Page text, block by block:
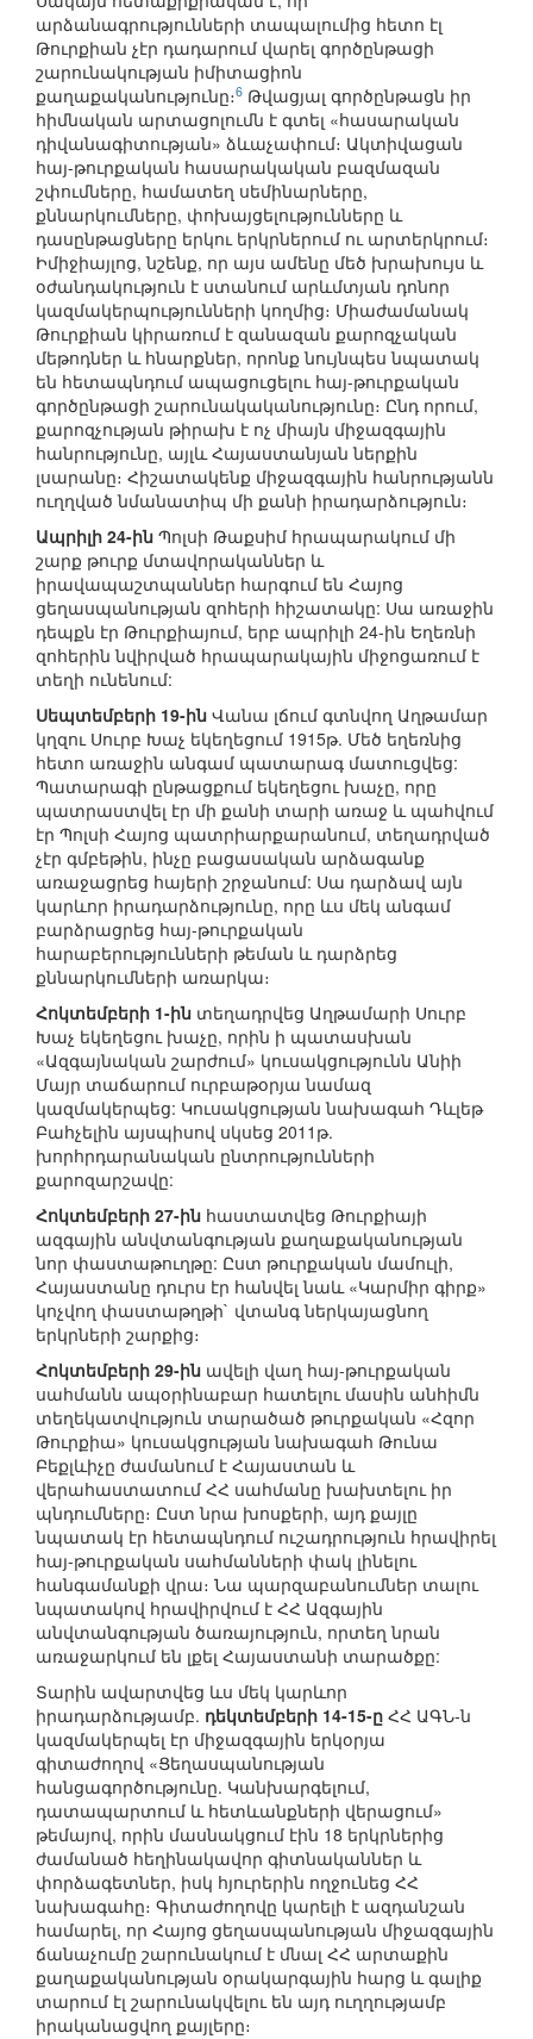
արձանագրությունների տապալումից հետո էլ
Թուրքիան չէր դադարում վարել գործընթացի
շարունակության իմիտացիոն
քաղաքականությունը։6 Թվացյալ գործընթացն իր
հիմնական արտացոլումն է գտել «հասարական
դիվանագիտության» ձևաչափում։ Ակտիվացան
հայ-թուրքական հասարակական բազմազան
շփումները, համատեղ սեմինարները,
քննարկումները, փոխայցելությունները և
դասընթացները երկու երկրներում ու արտերկրում։
Իմիջիայլոց, նշենք, որ այս ամենը մեծ խրախույս և
օժանդակություն է ստանում արևմտյան դոնոր
կազմակերպությունների կողմից։ Միաժամանակ
Թուրքիան կիրառում է զանազան քարոզչական
մեթոդներ և հնարքներ, որոնք նույնպես նպատակ
են հետապնդում ապացուցելու հայ-թուրքական
գործընթացի շարունակականությունը։ Ընդ որում,
քարոզչության թիրախ է ոչ միայն միջազգային
հանրությունը, այլև Հայաստանյան ներքին
լսարանը։ Հիշատակենք միջազգային հանրությանն
ուղղված նմանատիպ մի քանի իրադարձություն։
Ապրիլի 24-ին Պոլսի Թաքսիմ հրապարակում մի
շարք թուրք մտավորականներ և
իրավապաշտպաններ հարգում են Հայոց
ցեղասպանության զոհերի հիշատակը: Սա առաջին
դեպքն էր Թուրքիայում, երբ ապրիլի 24-ին Եղեռնի
զոհերին նվիրված հրապարակային միջոցառում է
տեղի ունենում:
Սեպտեմբերի 19-ին Վանա լճում գտնվող Աղթամար
կղզու Սուրբ Խաչ եկեղեցում 1915թ. Մեծ եղեռնից
հետո առաջին անգամ պատարագ մատուցվեց:
Պատարագի ընթացքում եկեղեցու խաչը, որը
պատրաստվել էր մի քանի տարի առաջ և պահվում
էր Պոլսի Հայոց պատրիարքարանում, տեղադրված
չէր գմբեթին, ինչը բացասական արձագանք
առաջացրեց հայերի շրջանում: Սա դարձավ այն
կարևոր իրադարձությունը, որը ևս մեկ անգամ
բարձրացրեց հայ-թուրքական
հարաբերությունների թեման և դարձրեց
քննարկումների առարկա։
Հոկտեմբերի 1-ին տեղադրվեց Աղթամարի Սուրբ
Խաչ եկեղեցու խաչը, որին ի պատասխան
«Ազգայնական շարժում» կուսակցությունն Անիի
Մայր տաճարում ուրբաթօրյա նամազ
կազմակերպեց: Կուսակցության նախագահ Դևլեթ
Բահչելին այսպիսով սկսեց 2011թ.
խորհրդարանական ընտրությունների
քարոզարշավը:
Հոկտեմբերի 27-ին հաստատվեց Թուրքիայի
ազգային անվտանգության քաղաքականության
նոր փաստաթուղթը: Ըստ թուրքական մամուլի,
Հայաստանը դուրս էր հանվել նաև «Կարմիր գիրք»
կոչվող փաստաթղթի` վտանգ ներկայացնող
երկրների շարքից։
Հոկտեմբերի 29-ին ավելի վաղ հայ-թուրքական
սահմանն ապօրինաբար հատելու մասին անհիմն
տեղեկատվություն տարածած թուրքական «Հզոր
Թուրքիա» կուսակցության նախագահ Թունա
Բեքլևիչը ժամանում է Հայաստան և
վերահաստատում ՀՀ սահմանը խախտելու իր
պնդումները։ Ըստ նրա խոսքերի, այդ քայլը
նպատակ էր հետապնդում ուշադրություն հրավիրել
հայ-թուրքական սահմանների փակ լինելու
հանգամանքի վրա։ Նա պարզաբանումներ տալու
նպատակով հրավիրվում է ՀՀ Ազգային
անվտանգության ծառայություն, որտեղ նրան
առաջարկում են լքել Հայաստանի տարածքը:
Տարին ավարտվեց ևս մեկ կարևոր
իրադարձությամբ. դեկտեմբերի 14-15-ը ՀՀ ԱԳՆ-ն
կազմակերպել էր միջազգային երկօրյա
գիտաժողով «Ցեղասպանության
հանցագործությունը. Կանխարգելում,
դատապարտում և հետևանքների վերացում»
թեմայով, որին մասնակցում էին 18 երկրներից
ժամանած հեղինակավոր գիտնականներ և
փորձագետներ, իսկ հյուրերին ողջունեց ՀՀ
նախագահը։ Գիտաժողովը կարելի է ազդանշան
համարել, որ Հայոց ցեղասպանության միջազգային
ճանաչումը շարունակում է մնալ ՀՀ արտաքին
քաղաքականության օրակարգային հարց և գալիք
տարում էլ շարունակվելու են այդ ուղղությամբ
իրականացվող քայլերը։